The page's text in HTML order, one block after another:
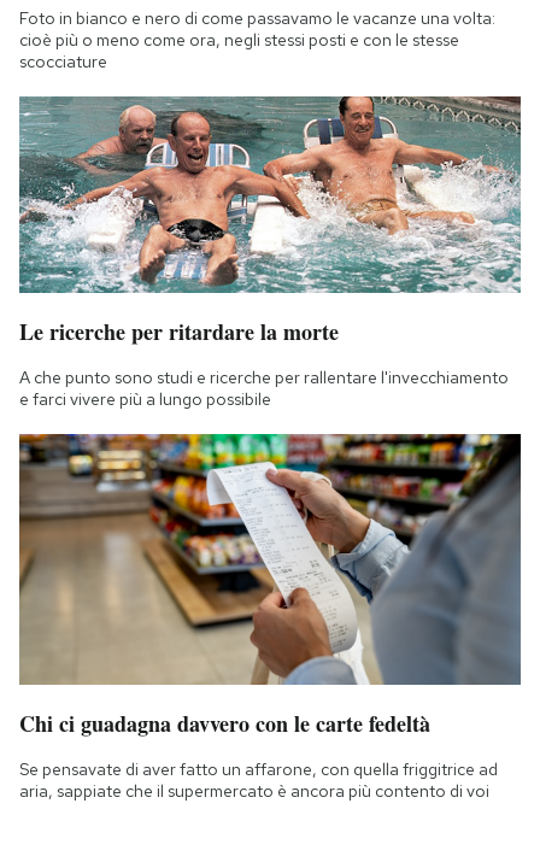
Foto in bianco e nero di come passavamo le vacanze una volta:
cioè più o meno come ora, negli stessi posti e con le stesse
scocciature
Le ricerche per ritardare la morte
A che punto sono studi e ricerche per rallentare l'invecchiamento
e farci vivere più a lungo possibile
Chi ci guadagna davvero con le carte fedeltà
Se pensavate di aver fatto un affarone, con quella friggitrice ad
aria, sappiate che il supermercato è ancora più contento di voi